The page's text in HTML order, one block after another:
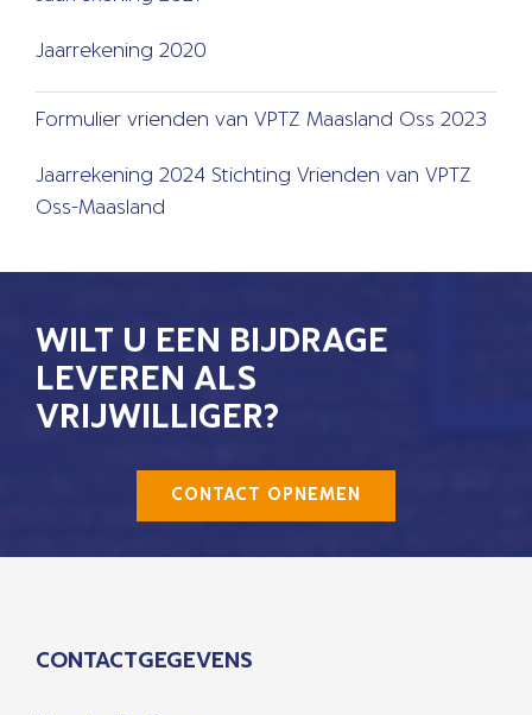
Jaarrekening 2020
Formulier vrienden van VPTZ Maasland Oss 2023
Jaarrekening 2024 Stichting Vrienden van VPTZ
Oss-Maasland
WILT U EEN BIJDRAGE
LEVEREN ALS
VRIJWILLIGER?
CONTACT OPNEMEN
CONTACTGEGEVENS